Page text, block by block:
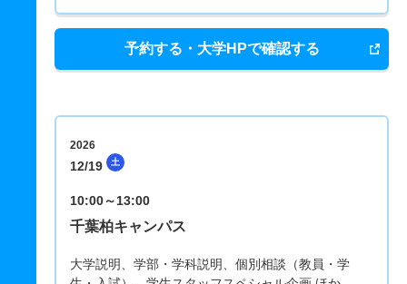
予約する・大学HPで確認する
2026
12/19 土
10:00～13:00
千葉柏キャンパス
大学説明、学部・学科説明、個別相談（教員・学